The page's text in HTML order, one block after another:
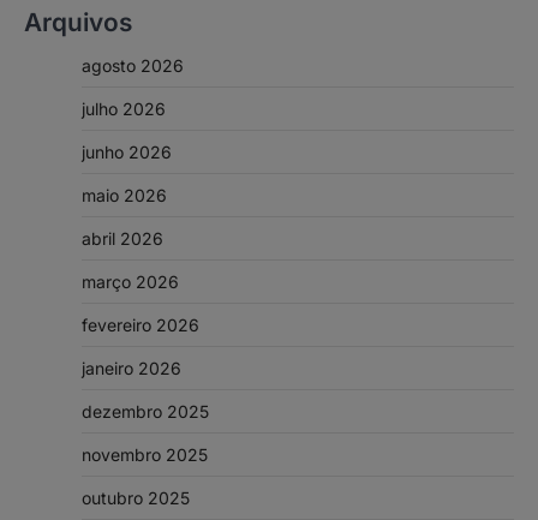
Arquivos
agosto 2026
julho 2026
junho 2026
maio 2026
abril 2026
março 2026
fevereiro 2026
janeiro 2026
dezembro 2025
novembro 2025
outubro 2025